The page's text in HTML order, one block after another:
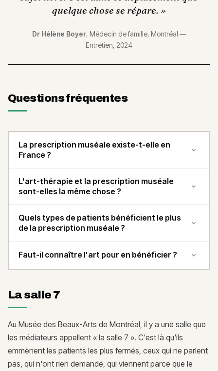
quelque chose se répare. »
Dr Hélène Boyer, Médecin de famille, Montréal —
Entretien, 2024
Questions fréquentes
La prescription muséale existe-t-elle en
France ?
L'art-thérapie et la prescription muséale
sont-elles la même chose ?
Quels types de patients bénéficient le plus
de la prescription muséale ?
Faut-il connaître l'art pour en bénéficier ?
La salle 7
Au Musée des Beaux-Arts de Montréal, il y a une salle que
les médiateurs appellent « la salle 7 ». C'est là qu'ils
emmènent les patients les plus fermés, ceux qui ne parlent
pas, qui n'ont rien demandé, qui viennent parce que le